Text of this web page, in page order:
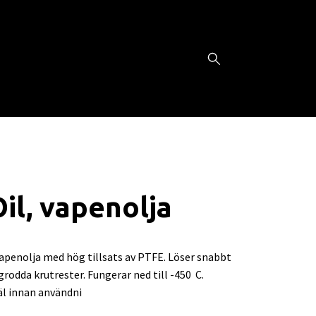
vapenolja
med hög tillsats av PTFE. Löser snabbt
krutrester. Fungerar ned till -450 C.
innan användni